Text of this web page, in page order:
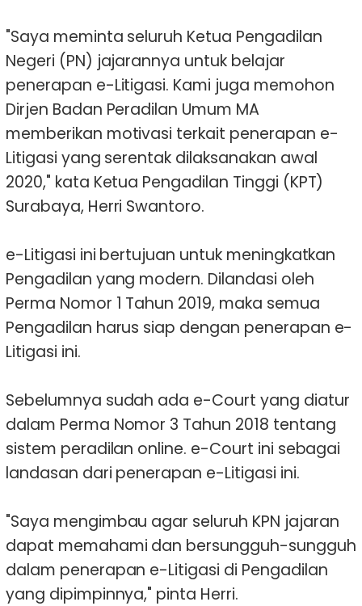
"Saya meminta seluruh Ketua Pengadilan
Negeri (PN) jajarannya untuk belajar
penerapan e-Litigasi. Kami juga memohon
Dirjen Badan Peradilan Umum MA
memberikan motivasi terkait penerapan e-
Litigasi yang serentak dilaksanakan awal
2020," kata Ketua Pengadilan Tinggi (KPT)
Surabaya, Herri Swantoro.
e-Litigasi ini bertujuan untuk meningkatkan
Pengadilan yang modern. Dilandasi oleh
Perma Nomor 1 Tahun 2019, maka semua
Pengadilan harus siap dengan penerapan e-
Litigasi ini.
Sebelumnya sudah ada e-Court yang diatur
dalam Perma Nomor 3 Tahun 2018 tentang
sistem peradilan online. e-Court ini sebagai
landasan dari penerapan e-Litigasi ini.
"Saya mengimbau agar seluruh KPN jajaran
dapat memahami dan bersungguh-sungguh
dalam penerapan e-Litigasi di Pengadilan
yang dipimpinnya," pinta Herri.